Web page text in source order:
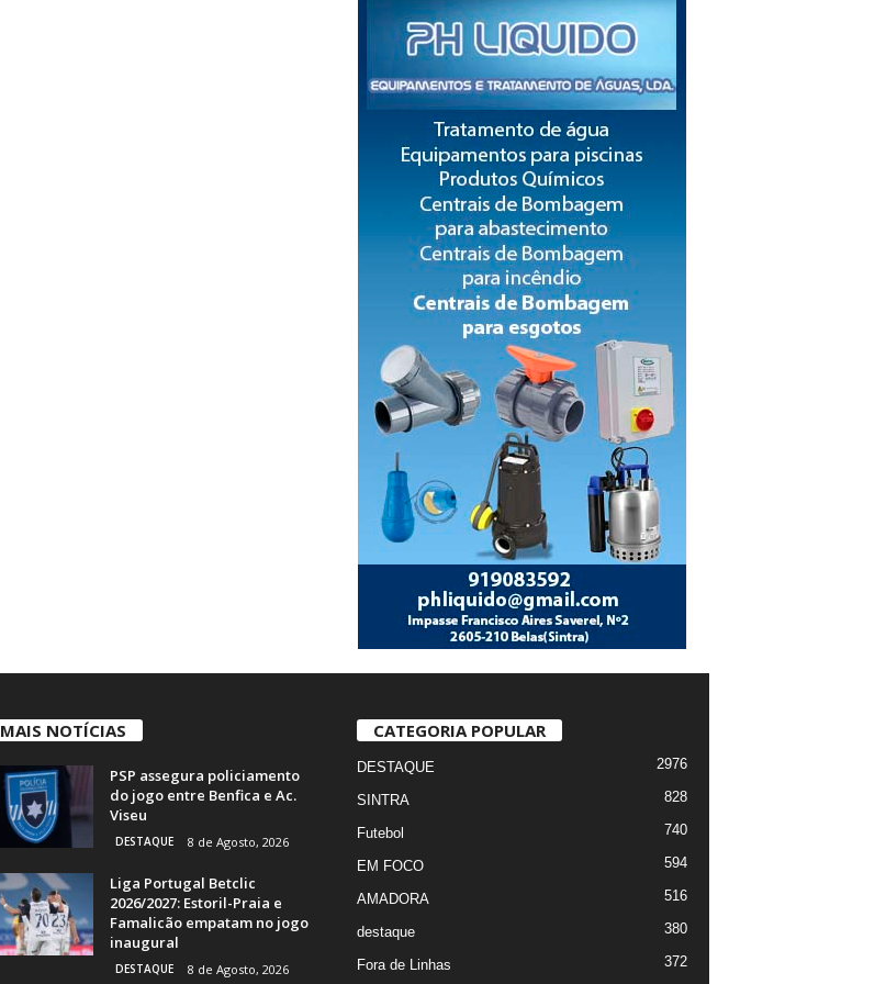
MAIS NOTÍCIAS
PSP assegura policiamento
do jogo entre Benfica e Ac.
Viseu
DESTAQUE 8 de Agosto, 2026
Liga Portugal Betclic
2026/2027: Estoril-Praia e
Famalicão empatam no jogo
inaugural
DESTAQUE 8 de Agosto, 2026
CATEGORIA POPULAR
DESTAQUE 2976
SINTRA 828
Futebol 740
EM FOCO 594
AMADORA 516
destaque 380
Fora de Linhas 372